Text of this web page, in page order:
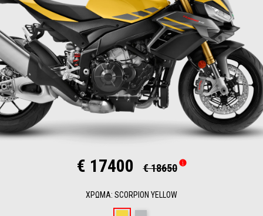
€ 17400 € 18650
ΧΡΏΜΑ: SCORPION YELLOW